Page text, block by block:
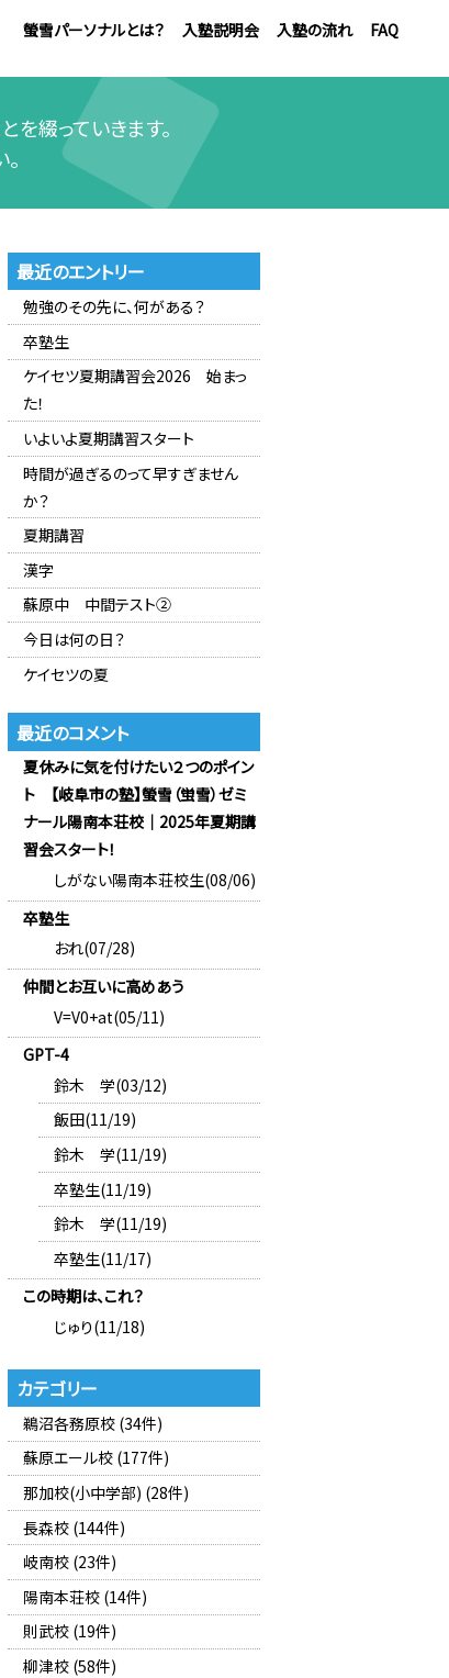
螢雪パーソナルとは？ 入塾説明会 入塾の流れ FAQ
を綴っていきます。
最近のエントリー
勉強のその先に、何がある？
卒塾生
ケイセツ夏期講習会2026 始まっ
た！
いよいよ夏期講習スタート
時間が過ぎるのって早すぎません
か？
夏期講習
漢字
蘇原中 中間テスト②
今日は何の日？
ケイセツの夏
最近のコメント
夏休みに気を付けたい２つのポイン
ト 【岐阜市の塾】螢雪（蛍雪）ゼミ
ナール陽南本荘校｜2025年夏期講
習会スタート！
しがない陽南本荘校生(08/06)
卒塾生
おれ(07/28)
仲間とお互いに高めあう
V=V0+at(05/11)
GPT-4
鈴木 学(03/12)
飯田(11/19)
鈴木 学(11/19)
卒塾生(11/19)
鈴木 学(11/19)
卒塾生(11/17)
この時期は、これ？
じゅり(11/18)
カテゴリー
鵜沼各務原校 (34件)
蘇原エール校 (177件)
那加校(小中学部) (28件)
長森校 (144件)
岐南校 (23件)
陽南本荘校 (14件)
則武校 (19件)
柳津校 (58件)